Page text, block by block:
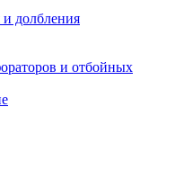
и долбления
и отбойных